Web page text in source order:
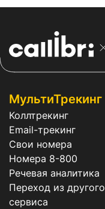
МультиТрекинг
Коллтрекинг
Email-трекинг
Свои номера
Номера 8-800
Речевая аналитика
Переход из другого
сервиса